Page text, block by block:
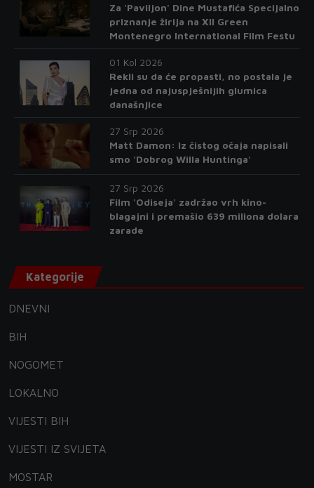
Za 'Paviljon' Dine Mustafića Specijalno
priznanje žirija na XII Green
Montenegro International Film Festu
01 Kol 2026
Rekli su da će propasti, no postala je
jedna od najuspješnijih glumica
današnjice
27 Srp 2026
Matt Damon: Iz čistog očaja napisali
smo 'Dobrog Willa Huntinga'
27 Srp 2026
Film 'Odiseja' zadržao vrh kino-
blagajni i premašio 639 miliona dolara
zarade
Kategorije
DNEVNI
BIH
NOGOMET
LOKALNO
VIJESTI BIH
VIJESTI IZ SVIJETA
MOSTAR